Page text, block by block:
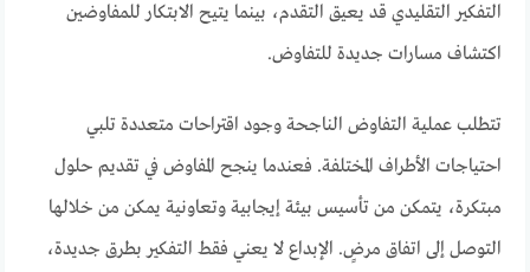
التفكير التقليدي قد يعيق التقدم، بينما يتيح الابتكار للمفاوضين
اكتشاف مسارات جديدة للتفاوض.
تتطلب عملية التفاوض الناجحة وجود اقتراحات متعددة تلبي
احتياجات الأطراف المختلفة. فعندما ينجح المفاوض في تقديم حلول
مبتكرة، يتمكن من تأسيس بيئة إيجابية وتعاونية يمكن من خلالها
التوصل إلى اتفاق مرضٍ. الإبداع لا يعني فقط التفكير بطرق جديدة،